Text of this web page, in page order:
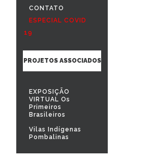
CONTATO
ESPECIAL COVID
19
PROJETOS ASSOCIADOS
EXPOSIÇÃO
VIRTUAL Os
Primeiros
Brasileiros
Vilas Indígenas
Pombalinas